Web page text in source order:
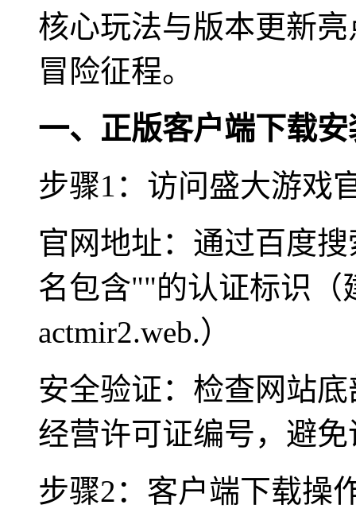
核心玩法与版本更新
冒险征程。
一、正版客户端下载
步骤1：访问盛大游戏
官网地址：通过百度
名包含""的认证标识（
actmir2.web.）
安全验证：检查网站
经营许可证编号，避
步骤2：客户端下载操